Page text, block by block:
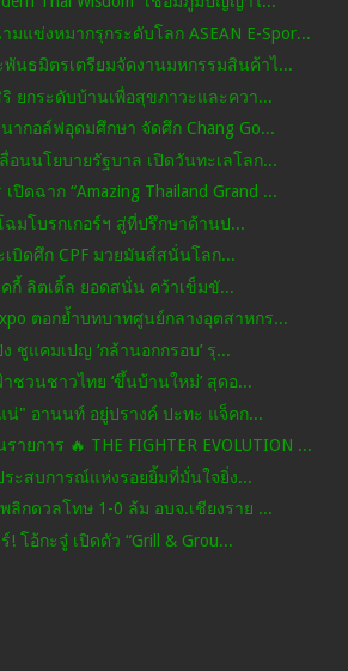
มแข่งหมากรุกระดับโลก ASEAN E-Spor...
พันธมิตรเตรียมจัดงานมหกรรมสินค้าไ...
ยกระดับบ้านเพื่อสุขภาวะและควา...
กอล์ฟอุดมศึกษา จัดศึก Chang Go...
อนนโยบายรัฐบาล เปิดวันทะเลโลก...
ดฉาก “Amazing Thailand Grand ...
มโบรกเกอร์ฯ สู่ที่ปรึกษาด้านป...
เบิดศึก CPF มวยมันส์สนั่นโลก...
กี้ ลิตเติ้ล ยอดสนั่น คว้าเข็มขั...
ตอกย้ำบทบาทศูนย์กลางอุตสาหกร...
ชูแคมเปญ ‘กล้านอกกรอบ’ รุ...
ชวนชาวไทย ‘ขึ้นบ้านใหม่’ สุดอ...
" อานนท์ อยู่ปรางค์ ปะทะ แจ็คก...
ยการ 🔥 THE FIGHTER EVOLUTION ...
ประสบการณ์แห่งรอยยิ้มที่มั่นใจยิ่ง...
ลิกดวลโทษ 1-0 ล้ม อบจ.เชียงราย ...
! โอ้กะจู๋ เปิดตัว “Grill & Grou...